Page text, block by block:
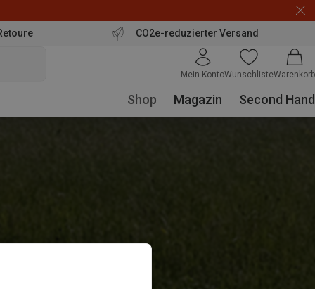
CO2e-reduzierter Versand
Mein KontoWunschlisteWarenkorb
Shop Magazin Second Hand